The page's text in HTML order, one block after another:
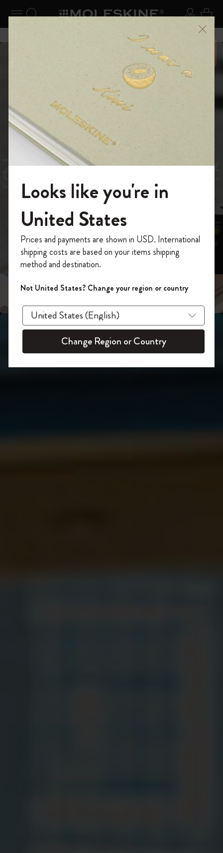
ナビゲーションの切替 ログ
検索 (キーワードなど) カ
6,500円以上のご購入で送料無料 メニ
ーを閉じる
あるページから始まる物語
Reframe
Sunglasses（リフレー
ム サングラス）
スライド表示0
スライド表示1
スライド表示2
スライド表示3
スライド表示4
スライド表示5
モレスキンの世界へようこそ
「WELCOME10」を入力すると、初回注
文が10%オフ＋送料無料になります。セ
ール・アウトレット品は適用外。
Moleskineアカウントを作成して限定オフ
ァーや会員特典、さらに多くのインスピ
レーションを手に入れましょう。
今すぐ会員登録 !
Looks like you're in
United States
Prices and payments are shown in USD. International
shipping costs are based on your items shipping
method and destination.
Not United States? Change your region or country
Change Region or Country